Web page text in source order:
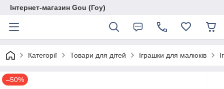
Інтернет-магазин Gou (Гоу)
Категорії Товари для дітей Іграшки для малюків
–50%